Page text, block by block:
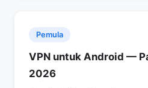
Pemula
VPN untuk Android —
2026